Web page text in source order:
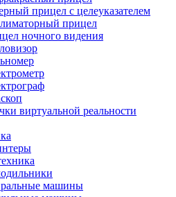
прицел с целеуказателем
прицел
ночного видения
виртуальной реальности
машины